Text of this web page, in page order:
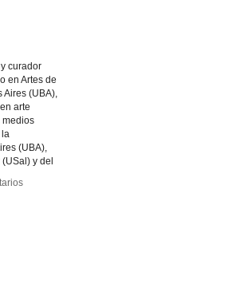
curador
en Artes de
Aires (UBA),
arte
medios
(UBA),
y del